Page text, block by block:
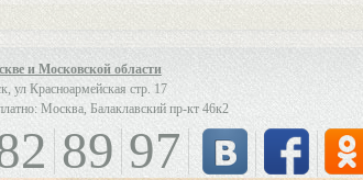
и Московской области
ул Красноармейская стр. 17
Москва, Балаклавский пр-кт 46к2
89 97